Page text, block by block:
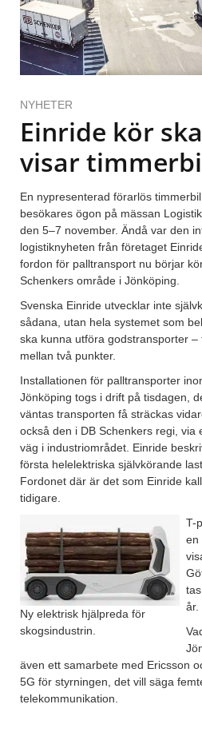
NYHETER
Einride kör
visar
En nypresenterad förarlös
besökares ögon på mässan
den 5–7 november. Ändå var den
logistiknyheten från företaget
fordon för palltransport nu börjar
Schenkers område i Jönköping.
Svenska Einride utvecklar inte
sådana, utan hela systemet som
ska kunna utföra godstransporter
mellan två punkter.
Installationen för palltransporter
Jönköping togs i drift på tisdagen,
väntas transporten få sträckas
också den i DB Schenkers regi, via
väg i industriområdet. Einride
första helelektriska självkörande
Fordonet där är det som Einride
tidigare.
Ny elektrisk hjälpreda för
skogsindustrin.
T-
en
år.
även ett samarbete med Ericsson
5G för styrningen, det vill säga
telekommunikation.